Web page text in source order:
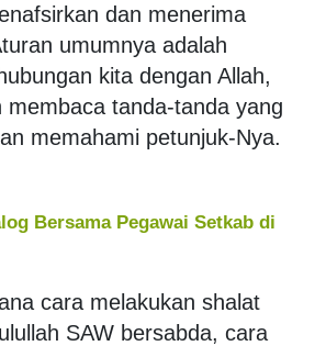
dan menerima
umumnya adalah
kita dengan Allah,
membaca tanda-tanda yang
memahami petunjuk-Nya.
Bersama Pegawai Setkab di
cara melakukan shalat
SAW bersabda, cara